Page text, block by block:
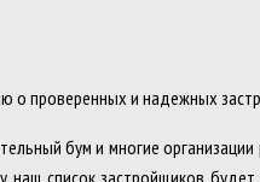
о проверенных и надежных
бум и многие
наш список застройщиков